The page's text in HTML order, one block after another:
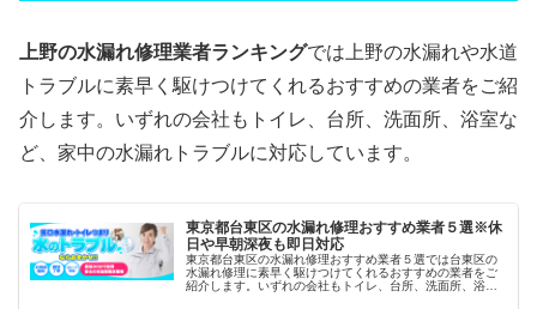
上野の水漏れ修理業者ランキングでは上野の水漏れや水道
トラブルに素早く駆けつけてくれるおすすめの業者をご紹
介します。いずれの会社もトイレ、台所、洗面所、浴室な
ど、家中の水漏れトラブルに対応しています。
東京都台東区の水漏れ修理おすすめ業者５選※休
日や早朝深夜も即日対応
東京都台東区の水漏れ修理おすすめ業者５選では台東区の
水漏れ修理に素早く駆けつけてくれるおすすめの業者をご
紹介します。いずれの会社もトイレ、台所、洗面所、浴室